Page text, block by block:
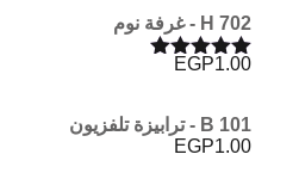
H 702 - غرفة نوم
تم التقييم
EGP1.00
B 101 - ترابيزة تلفزيون
EGP1.00